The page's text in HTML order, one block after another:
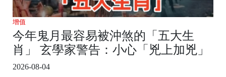
增值
今年鬼月最容易被沖煞的「五大生
肖」 玄學家警告：小心「兇上加兇」
2026-08-04